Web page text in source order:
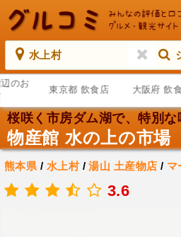
水上村
のお
東京都 飲食店 大阪府 飲
桜咲く市房ダム湖で、特別な
物産館 水の上の市場
熊本県 / 水上村/湯山 土産物店 / マ
3.6